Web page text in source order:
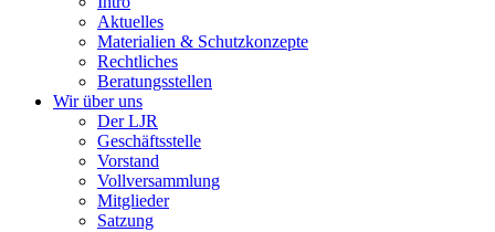
Aktuelles
Materialien & Schutzkonzepte
Rechtliches
Beratungsstellen
Wir über uns
Der LJR
Geschäftsstelle
Vorstand
Vollversammlung
Mitglieder
Satzung